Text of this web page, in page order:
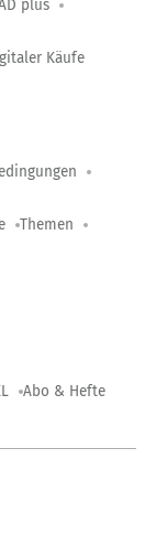
plus
Käufe
Themen
Abo & Hefte